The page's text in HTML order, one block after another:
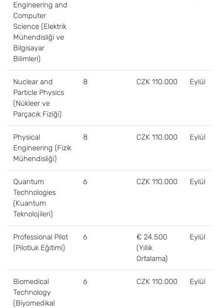
Engineering and
Computer
Science (Elektrik
Mühendisliği ve
Bilgisayar
Bilimleri)
Nuclear and
Particle Physics
(Nükleer ve
Parçacık Fiziği)
8 CZK 110.000 Eylül
Physical
Engineering (Fizik
Mühendisliği)
8 CZK 110.000 Eylül
Quantum
Technologies
(Kuantum
Teknolojileri)
6 CZK 110.000 Eylül
Professional Pilot
(Pilotluk Eğitimi)
6
€ 24.500
(Yıllık
Ortalama)
Eylül
Biomedical
Technology
(Biyomedikal
6 CZK 110.000 Eylül